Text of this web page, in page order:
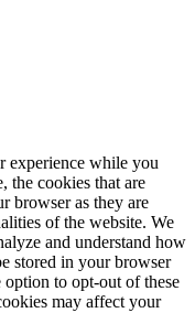
experience while you
the cookies that are
browser as they are
of the website. We
and understand how
stored in your browser
to opt-out of these
may affect your